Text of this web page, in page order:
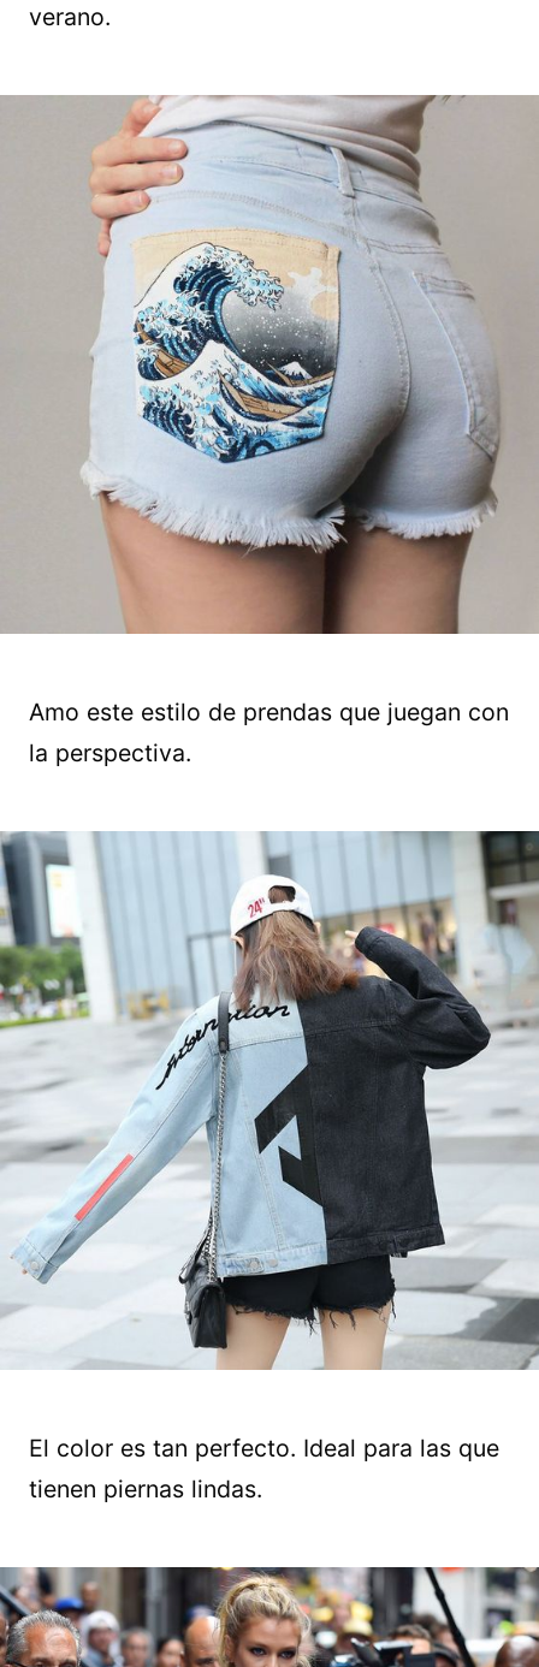
verano.
Amo este estilo de prendas que juegan con
la perspectiva.
El color es tan perfecto. Ideal para las que
tienen piernas lindas.